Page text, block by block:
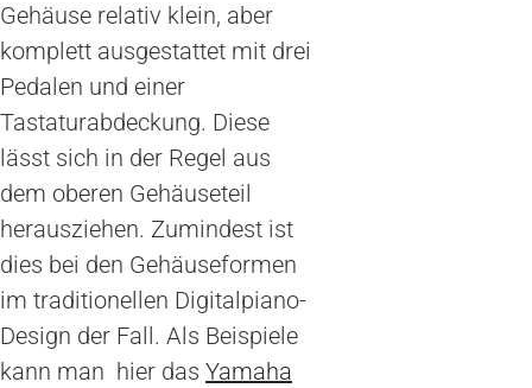
Gehäuse relativ klein, aber
komplett ausgestattet mit drei
Pedalen und einer
Tastaturabdeckung. Diese
lässt sich in der Regel aus
dem oberen Gehäuseteil
herausziehen. Zumindest ist
dies bei den Gehäuseformen
im traditionellen Digitalpiano-
Design der Fall. Als Beispiele
kann man hier das Yamaha